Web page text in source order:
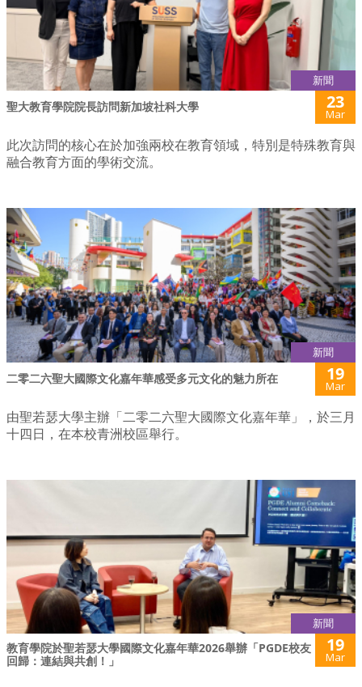
新聞
聖大教育學院院長訪問新加坡社科大學 23
Mar
此次訪問的核心在於加強兩校在教育領域，特別是特殊教育與
融合教育方面的學術交流。
新聞
二零二六聖大國際文化嘉年華感受多元文化的魅力所在 19
Mar
由聖若瑟大學主辦「二零二六聖大國際文化嘉年華」，於三月
十四日，在本校青洲校區舉行。
新聞
教育學院於聖若瑟大學國際文化嘉年華2026舉辦「PGDE校友
回歸：連結與共創！」
19
Mar